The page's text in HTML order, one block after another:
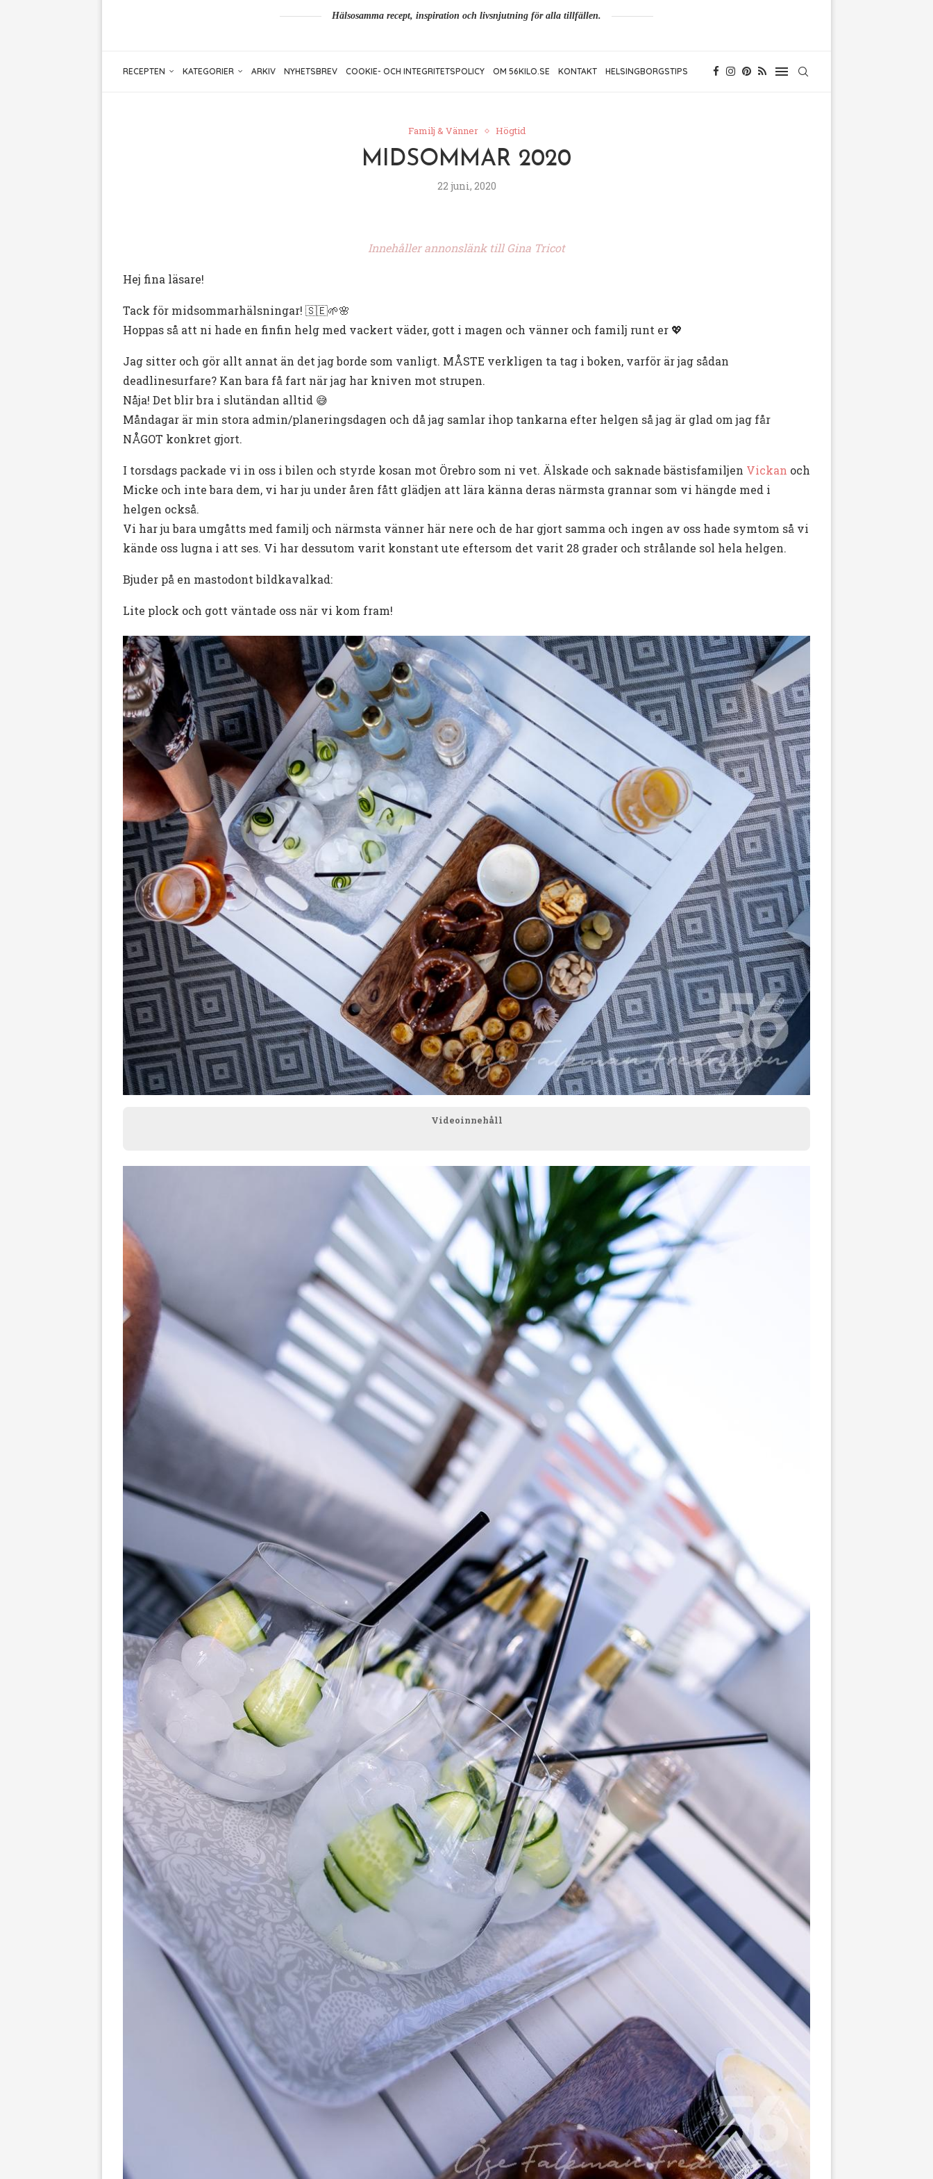
Hälsosamma recept, inspiration och livsnjutning för alla tillfällen.
RECEPTEN KATEGORIER ARKIV NYHETSBREV COOKIE- OCH INTEGRITETSPOLICY OM 56KILO.SE KONTAKT HELSINGBORGSTIPS
Familj & Vänner Högtid
MIDSOMMAR 2020
22 juni, 2020
Innehåller annonslänk till Gina Tricot
Hej fina läsare!
Tack för midsommarhälsningar! 🇸🇪🌱🌸
Hoppas så att ni hade en finfin helg med vackert väder, gott i magen och vänner och familj runt er 💖
Jag sitter och gör allt annat än det jag borde som vanligt. MÅSTE verkligen ta tag i boken, varför är jag sådan
deadlinesurfare? Kan bara få fart när jag har kniven mot strupen.
Nåja! Det blir bra i slutändan alltid 😅
Måndagar är min stora admin/planeringsdagen och då jag samlar ihop tankarna efter helgen så jag är glad om jag får
NÅGOT konkret gjort.
I torsdags packade vi in oss i bilen och styrde kosan mot Örebro som ni vet. Älskade och saknade bästisfamiljen Vickan och
Micke och inte bara dem, vi har ju under åren fått glädjen att lära känna deras närmsta grannar som vi hängde med i
helgen också.
Vi har ju bara umgåtts med familj och närmsta vänner här nere och de har gjort samma och ingen av oss hade symtom så vi
kände oss lugna i att ses. Vi har dessutom varit konstant ute eftersom det varit 28 grader och strålande sol hela helgen.
Bjuder på en mastodont bildkavalkad:
Lite plock och gott väntade oss när vi kom fram!
Videoinnehåll